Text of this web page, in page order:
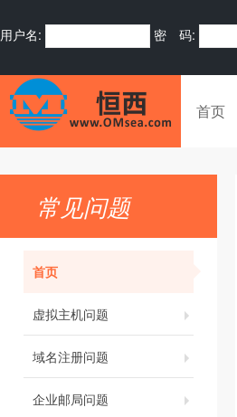
用户名: 密 码:
首页
常见问题
首页
虚拟主机问题
域名注册问题
企业邮局问题